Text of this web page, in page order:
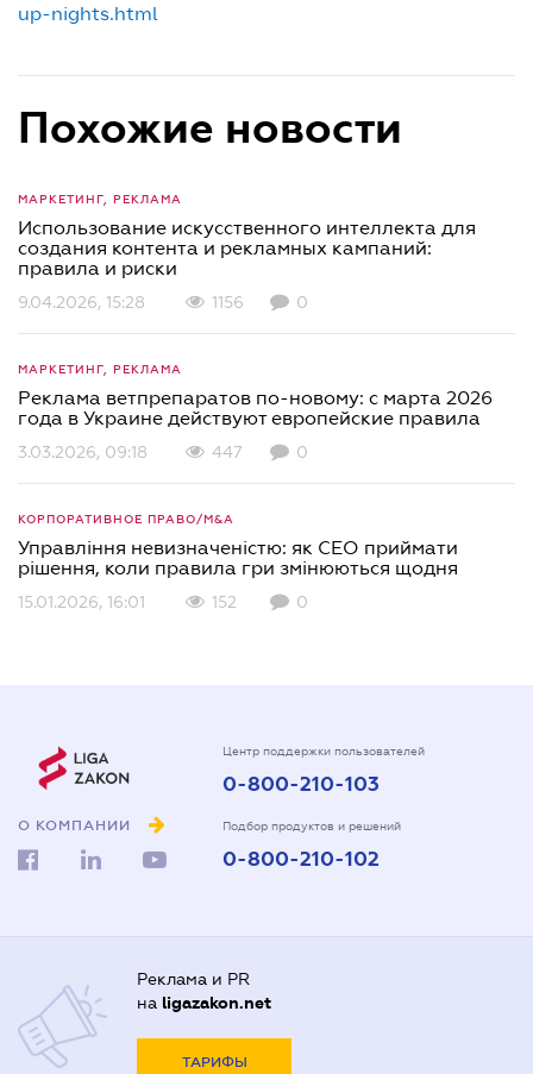
up-nights.html
Похожие новости
МАРКЕТИНГ, РЕКЛАМА
Использование искусственного интеллекта для
создания контента и рекламных кампаний:
правила и риски
9.04.2026, 15:28 1156 0
МАРКЕТИНГ, РЕКЛАМА
Реклама ветпрепаратов по-новому: с марта 2026
года в Украине действуют европейские правила
3.03.2026, 09:18 447 0
КОРПОРАТИВНОЕ ПРАВО/M&A
Управління невизначеністю: як СЕО приймати
рішення, коли правила гри змінюються щодня
15.01.2026, 16:01 152 0
О КОМПАНИИ
Центр поддержки пользователей
0-800-210-103
Подбор продуктов и решений
0-800-210-102
Реклама и PR
на ligazakon.net
ТАРИФЫ